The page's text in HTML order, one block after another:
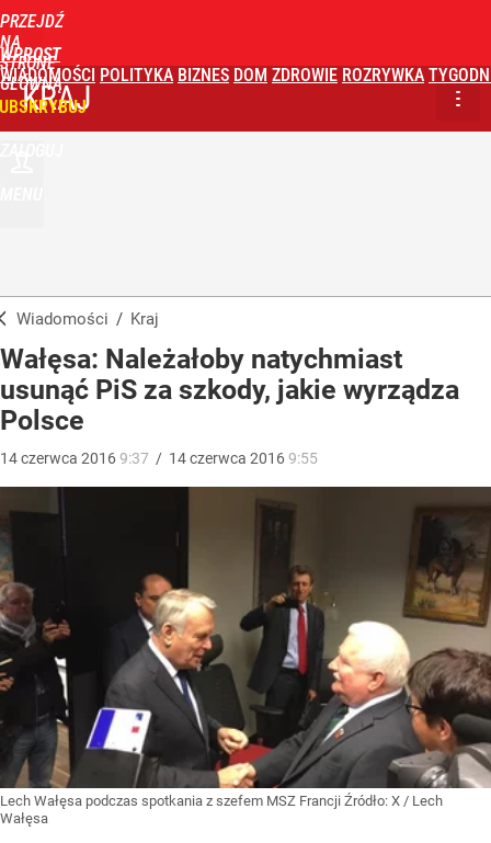
PRZEJDŹ
NA
STRONĘ
GŁÓWNĄ
WPROST
WIADOMOŚCI POLITYKA BIZNES DOM ZDROWIE ROZRYWKA
KRAJ
Wiadomości / Kraj
Wałęsa: Należałoby natychmiast
usunąć PiS za szkody, jakie wyrządza
Polsce
14czerwca 20169:37 / 14czerwca 20169:55
Lech Wałęsa podczas spotkania z szefem MSZ Francji Źródło: X / Lech
Wałęsa